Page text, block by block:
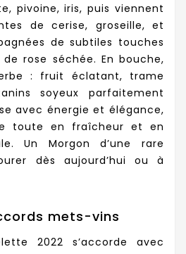
pivoine, iris, puis viennent
de cerise, groseille, et
de subtiles touches
rose séchée. En bouche,
: fruit éclatant, trame
soyeux parfaitement
avec énergie et élégance,
toute en fraîcheur et en
Un Morgon d’une rare
dès aujourd’hui ou à
mets-vins
2022 s’accorde avec